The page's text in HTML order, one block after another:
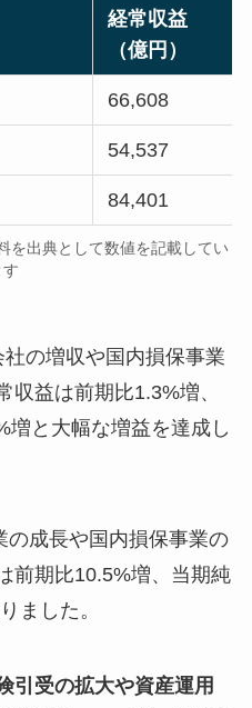
経常収益
（億円）
66,608
54,537
84,401
を出典として数値を記載してい
す
の増収や国内損保事業
収益は前期比1.3%増、
増と大幅な増益を達成し
の成長や国内損保事業の
前期比10.5%増、当期純
ました。
引受の拡大や資産運用